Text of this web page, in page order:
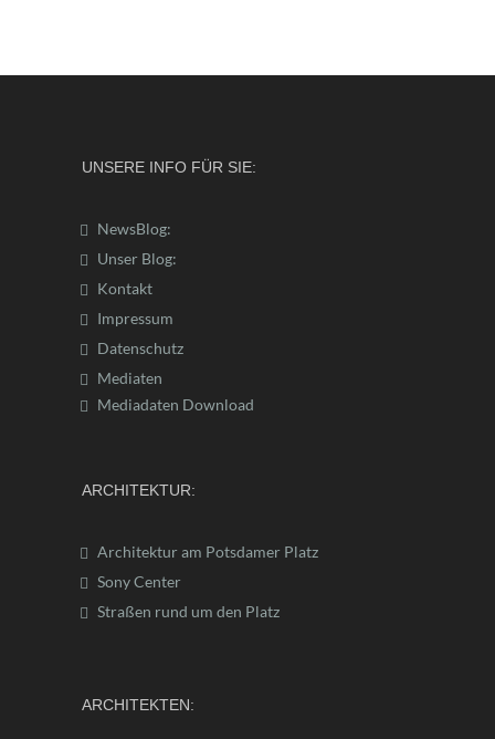
UNSERE INFO FÜR SIE:
NewsBlog:
Unser Blog:
Kontakt
Impressum
Datenschutz
Mediaten
Mediadaten Download
ARCHITEKTUR:
Architektur am Potsdamer Platz
Sony Center
Straßen rund um den Platz
ARCHITEKTEN: